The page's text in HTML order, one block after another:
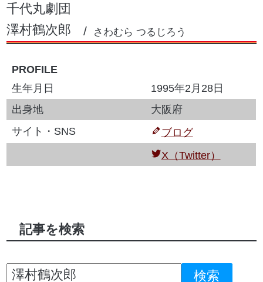
千代丸劇団
澤村鶴次郎
さわむら つるじろう
PROFILE
生年月日
1995年2月28日
出身地
大阪府
サイト・SNS
ブログ
X（Twitter）
記事を検索